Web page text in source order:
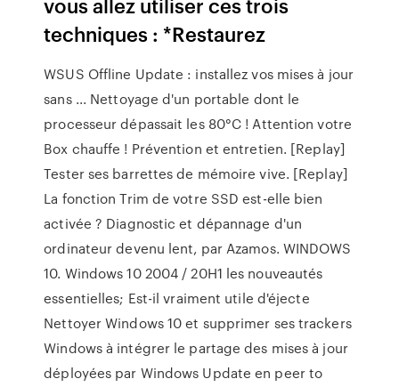
techniques : *Restaurez
WSUS Offline Update : installez vos mises à jour
sans ... Nettoyage d'un portable dont le
processeur dépassait les 80°C ! Attention votre
Box chauffe ! Prévention et entretien. [Replay]
Tester ses barrettes de mémoire vive. [Replay]
La fonction Trim de votre SSD est-elle bien
activée ? Diagnostic et dépannage d'un
ordinateur devenu lent, par Azamos. WINDOWS
10. Windows 10 2004 / 20H1 les nouveautés
essentielles; Est-il vraiment utile d'éjecte
Nettoyer Windows 10 et supprimer ses trackers
Windows à intégrer le partage des mises à jour
déployées par Windows Update en peer to